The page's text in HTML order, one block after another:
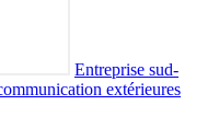
Entreprise sud-
extérieures